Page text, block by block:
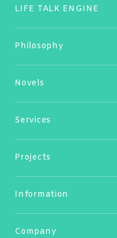
LIFE TALK ENGINE
Philosophy
Novels
Services
Projects
Information
Company